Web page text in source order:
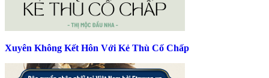
Xuyên Không Kết Hôn Với Kẻ Thù Cố Chấp